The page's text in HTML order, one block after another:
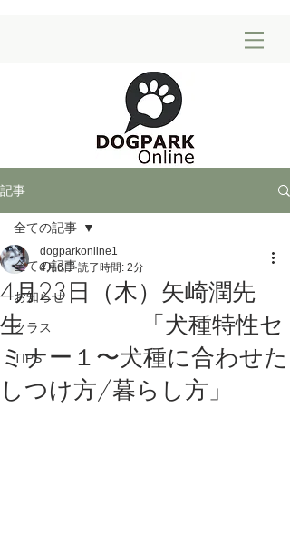
記事
全ての記事
お知らせ
クラス
TIPS
全ての記事
4月23日（木）矢崎潤先
生 「犬種特性セ
ミナー１〜犬種に合わせた
しつけ方/暮らし方」
dogparkonline1
4月6日 読了時間: 2分